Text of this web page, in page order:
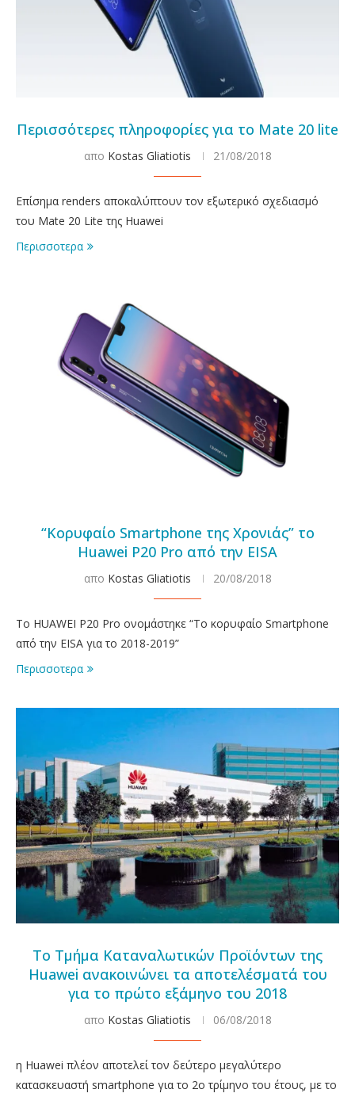
Περισσότερες πληροφορίες για το Mate 20 lite
απο Kostas Gliatiotis 21/08/2018
Επίσημα renders αποκαλύπτουν τον εξωτερικό σχεδιασμό
του Mate 20 Lite της Huawei
Περισσοτερα
“Κορυφαίο Smartphone της Χρονιάς” το
Huawei P20 Pro από την EISA
απο Kostas Gliatiotis 20/08/2018
Το HUAWEI P20 Pro ονομάστηκε “Το κορυφαίο Smartphone
από την EISA για το 2018-2019”
Περισσοτερα
Το Τμήμα Καταναλωτικών Προϊόντων της
Huawei ανακοινώνει τα αποτελέσματά του
για το πρώτο εξάμηνο του 2018
απο Kostas Gliatiotis 06/08/2018
η Huawei πλέον αποτελεί τον δεύτερο μεγαλύτερο
κατασκευαστή smartphone για το 2ο τρίμηνο του έτους, με το